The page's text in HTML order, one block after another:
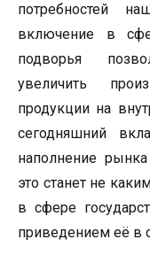
потребностей
включение в
подворья
увеличить
продукции на
сегодняшний
наполнение
это станет не
в сфере
приведением её в